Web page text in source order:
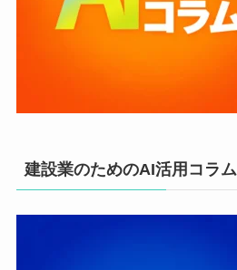
建設業のためのAI活用コラム